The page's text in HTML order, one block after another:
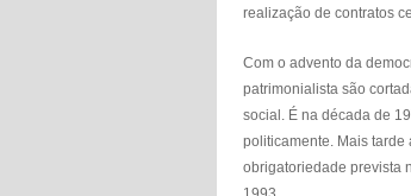
realização de contratos
Com o advento da
patrimonialista são
social. É na década de
politicamente. Mais tarde
obrigatoriedade prevista